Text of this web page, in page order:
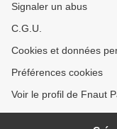
Signaler un abus
C.G.U.
Cookies et données
Préférences cookies
Voir le profil de Fnaut